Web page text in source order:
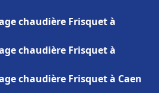
chaudière Frisquet à
chaudière Frisquet à
chaudière Frisquet à Caen